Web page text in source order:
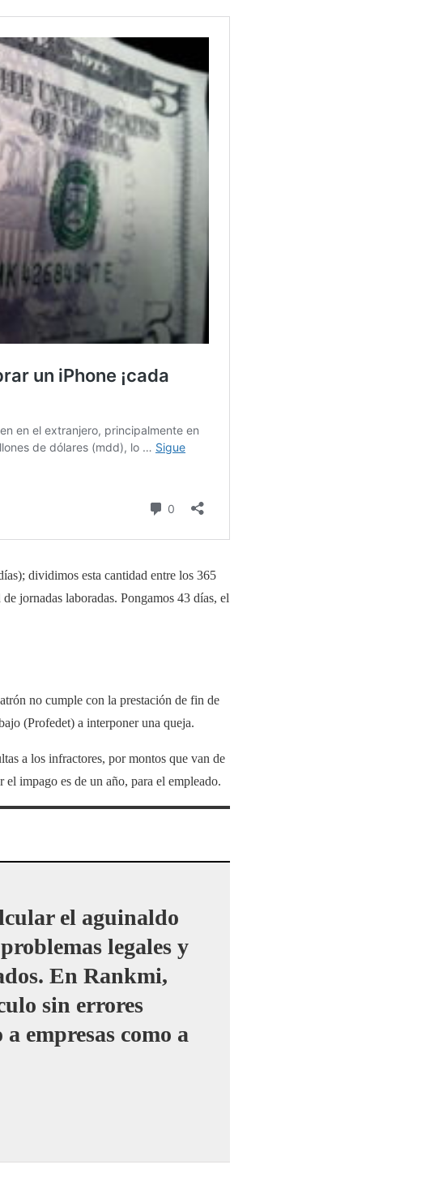
dividimos esta cantidad entre los 365
jornadas laboradas. Pongamos 43 días, el
no cumple con la prestación de fin de
(Profedet) a interponer una queja.
a los infractores, por montos que van de
impago es de un año, para el empleado.
el aguinaldo
legales y
En Rankmi,
sin errores
empresas como a